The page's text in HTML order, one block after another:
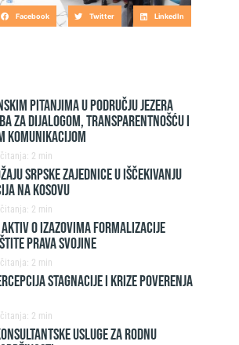
Facebook Twitter LinkedIn
pitanjima u području jezera
za dijalogom, transparentnošću i
2 min
SRPSKE ZAJEDNICE U IŠČEKIVANJU
NA KOSOVU
2 min
o izazovima formalizacije
prava svojine
2 min
STAGNACIJE I KRIZE POVERENJA
2 min
Konsultantske usluge za rodnu